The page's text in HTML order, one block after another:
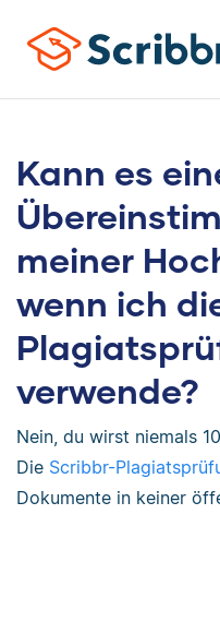
Kann es
meiner
wenn ich
verwende?
Nein, du wirst niemals
Die Scribbr-
Dokumente in keiner